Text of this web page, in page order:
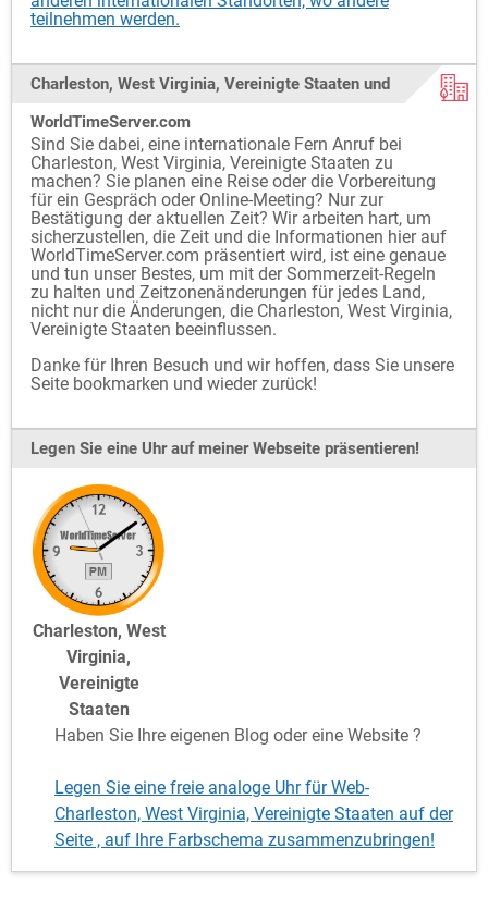
teilnehmen werden.
Charleston, West Virginia, Vereinigte Staaten und
WorldTimeServer.com
Sind Sie dabei, eine internationale Fern Anruf bei
Charleston, West Virginia, Vereinigte Staaten zu
machen? Sie planen eine Reise oder die Vorbereitung
für ein Gespräch oder Online-Meeting? Nur zur
Bestätigung der aktuellen Zeit? Wir arbeiten hart, um
sicherzustellen, die Zeit und die Informationen hier auf
WorldTimeServer.com präsentiert wird, ist eine genaue
und tun unser Bestes, um mit der Sommerzeit-Regeln
zu halten und Zeitzonenänderungen für jedes Land,
nicht nur die Änderungen, die Charleston, West Virginia,
Vereinigte Staaten beeinflussen.
Danke für Ihren Besuch und wir hoffen, dass Sie unsere
Seite bookmarken und wieder zurück!
Legen Sie eine Uhr auf meiner Webseite präsentieren!
Charleston, West
Virginia,
Vereinigte
Staaten
Haben Sie Ihre eigenen Blog oder eine Website ?
Legen Sie eine freie analoge Uhr für Web-
Charleston, West Virginia, Vereinigte Staaten auf der
Seite , auf Ihre Farbschema zusammenzubringen!